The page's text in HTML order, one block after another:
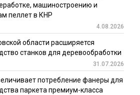
машиностроению и
пеллет в КНР
4.08.2026
области расширяется
станков для деревообработки
31.07.2026
потребление фанеры для
паркета премиум-класса